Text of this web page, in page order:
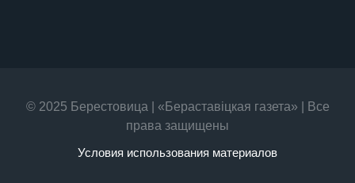
© 2025 Берестовица | «Бераставiцкая газета» | Все
права защищены
Условия использования материалов